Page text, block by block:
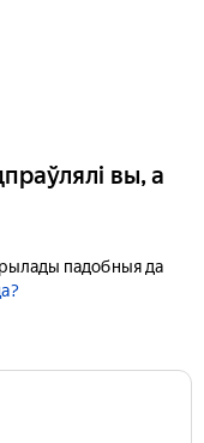
вы, а
падобныя да